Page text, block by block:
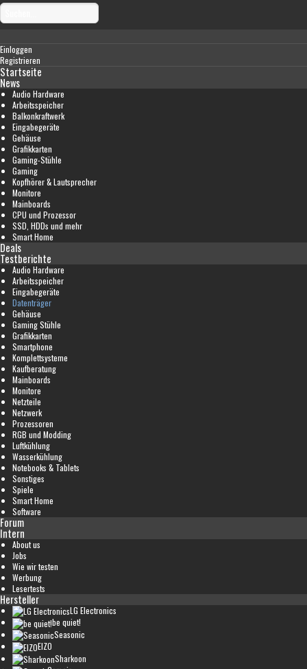
Einloggen
Registrieren
Startseite
News
Audio Hardware
Arbeitsspeicher
Balkonkraftwerk
Eingabegeräte
Gehäuse
Grafikkarten
Gaming-Stühle
Gaming
Kopfhörer & Lautsprecher
Monitore
Mainboards
CPU und Prozessor
SSD, HDDs und mehr
Smart Home
Deals
Testberichte
Audio Hardware
Arbeitsspeicher
Eingabegeräte
Datenträger
Gehäuse
Gaming Stühle
Grafikkarten
Smartphone
Komplettsysteme
Kaufberatung
Mainboards
Monitore
Netzteile
Netzwerk
Prozessoren
RGB und Modding
Luftkühlung
Wasserkühlung
Notebooks & Tablets
Sonstiges
Spiele
Smart Home
Software
Forum
Intern
About us
Jobs
Wie wir testen
Werbung
Lesertests
Hersteller
LG Electronics
be quiet!
Seasonic
EIZO
Sharkoon